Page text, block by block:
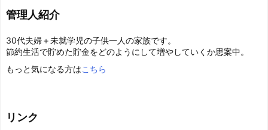
管理人紹介
30代夫婦＋未就学児の子供一人の家族です。
節約生活で貯めた貯金をどのようにして増やしていくか思案中。
もっと気になる方はこちら
リンク